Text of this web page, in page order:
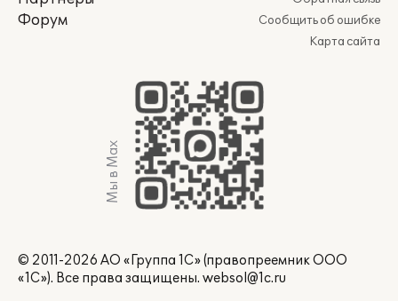
Форум
Сообщить об ошибке
Карта сайта
Мы в Max
© 2011-2026 АО «Группа 1С» (правопреемник ООО
«1С»). Все права защищены. websol@1c.ru